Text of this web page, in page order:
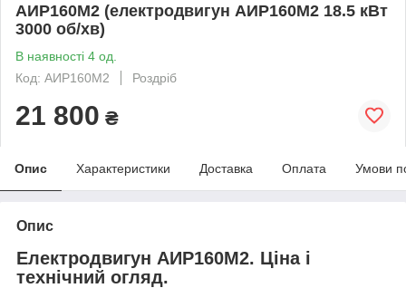
АИР160М2 (електродвигун АИР160М2 18.5 кВт
3000 об/хв)
В наявності 4 од.
Код: АИР160М2
Роздріб
21 800 ₴
Опис Характеристики Доставка Оплата Умови
Опис
Електродвигун АИР160М2. Ціна і
технічний огляд.